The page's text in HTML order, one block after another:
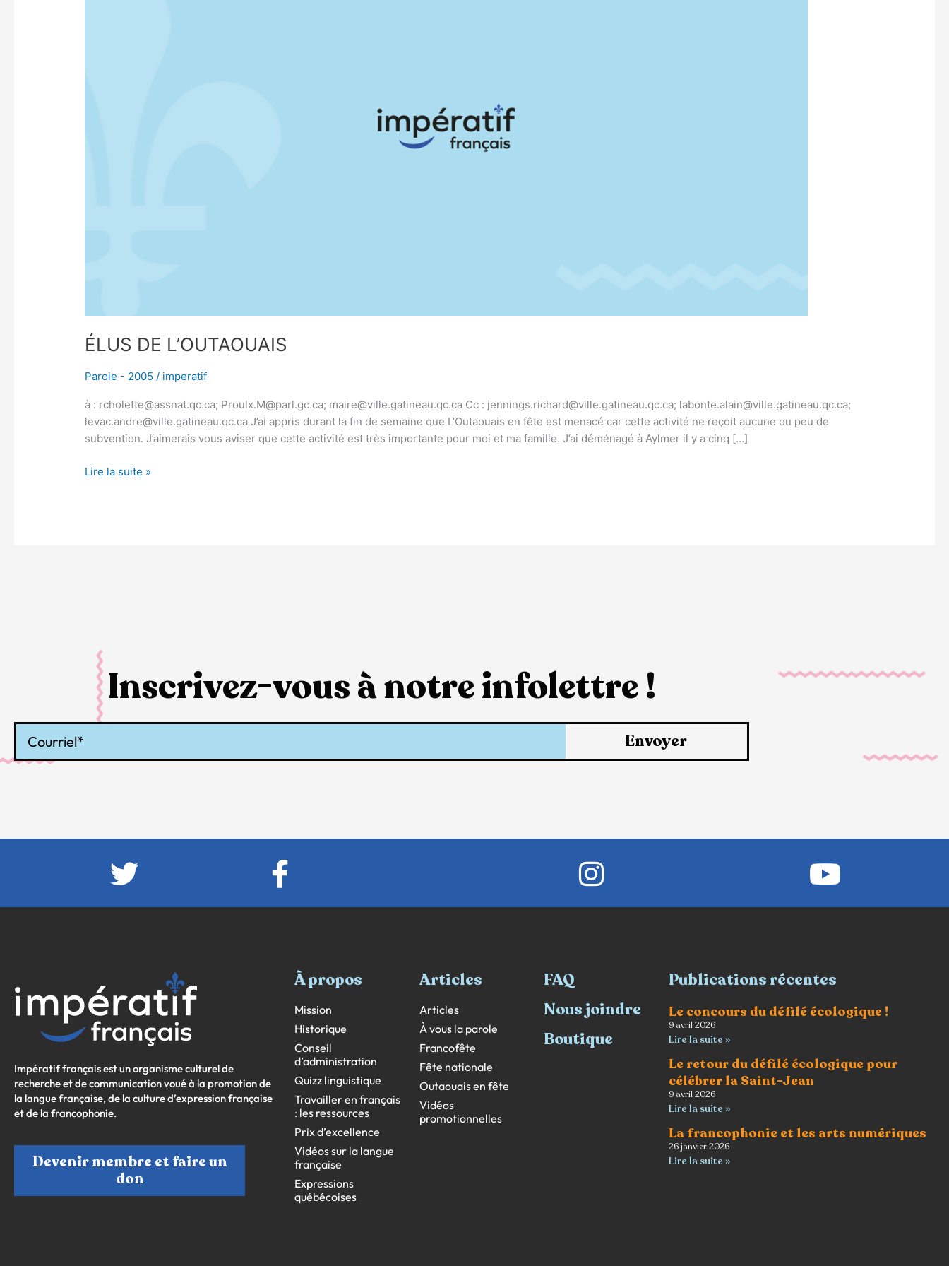
ÉLUS DE L’OUTAOUAIS
Parole - 2005 / imperatif
à : rcholette@assnat.qc.ca; Proulx.M@parl.gc.ca; maire@ville.gatineau.qc.ca Cc : jennings.richard@ville.gatineau.qc.ca; labonte.alain@ville.gatineau.qc.ca;
levac.andre@ville.gatineau.qc.ca J’ai appris durant la fin de semaine que L’Outaouais en fête est menacé car cette activité ne reçoit aucune ou peu de
subvention. J’aimerais vous aviser que cette activité est très importante pour moi et ma famille. J’ai déménagé à Aylmer il y a cinq […]
Lire la suite »
Inscrivez-vous à notre infolettre !
Envoyer
Impératif français est un organisme culturel de
recherche et de communication voué à la promotion de
la langue française, de la culture d’expression française
et de la francophonie.
Devenir membre et faire un
don
À propos
Mission
Historique
Conseil
d’administration
Quizz linguistique
Travailler en français
: les ressources
Prix d’excellence
Vidéos sur la langue
française
Expressions
québécoises
Articles
Articles
À vous la parole
Francofête
Fête nationale
Outaouais en fête
Vidéos
promotionnelles
FAQ
Nous joindre
Boutique
Publications récentes
Le concours du défilé écologique !
9 avril 2026
Lire la suite »
Le retour du défilé écologique pour
célébrer la Saint-Jean
9 avril 2026
Lire la suite »
La francophonie et les arts numériques
26 janvier 2026
Lire la suite »